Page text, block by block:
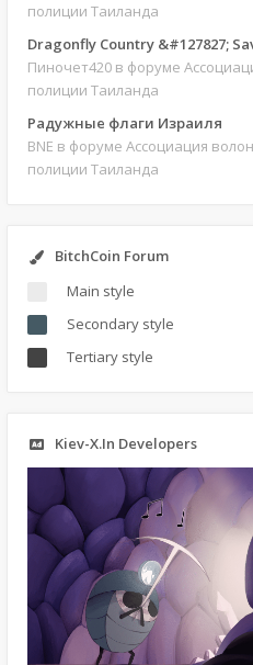
полиции Таиланда
Dragonfly Country &#127827;
Пиночет420 в форуме
полиции Таиланда
Радужные флаги Израиля
BNE в форуме Ассоциация
полиции Таиланда
BitchCoin Forum
Main style
Secondary style
Tertiary style
Kiev-X.In Developers